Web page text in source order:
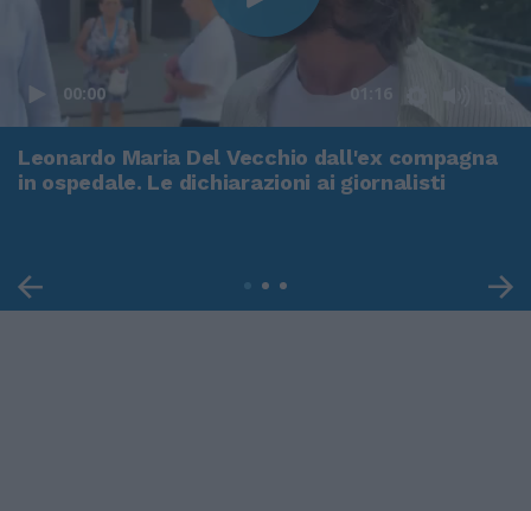
00:00 01:16
Leonardo Maria Del Vecchio dall'ex compagna
in ospedale. Le dichiarazioni ai giornalisti